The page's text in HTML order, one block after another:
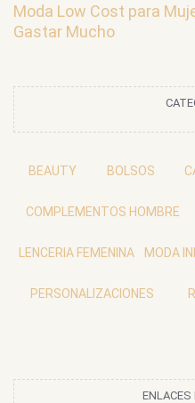
Moda Low Cost para
Gastar Mucho
BEAUTY BOLSOS
COMPLEMENTOS HOMBRE
LENCERIA FEMENINA MODA
PERSONALIZACIONES
ENLACES